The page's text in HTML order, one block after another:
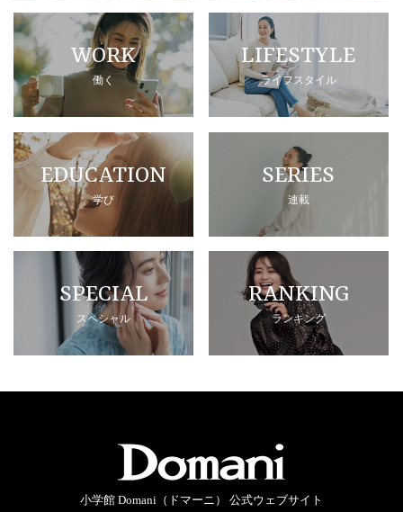
WORK
働く
LIFESTYLE
ライフスタイル
EDUCATION
学び
SERIES
連載
SPECIAL
スペシャル
RANKING
ランキング
小学館 Domani（ドマーニ） 公式ウェブサイト